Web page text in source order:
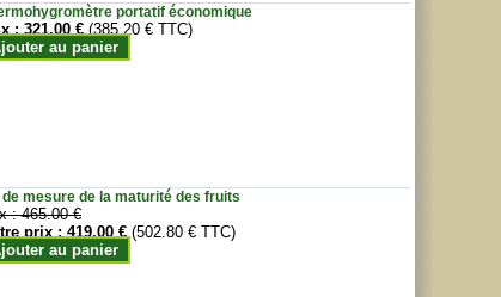
portatif économique
:321.00 € (385.20 € TTC)
au panier
de mesure de la maturité des fruits
:465.00 €
prix :419.00 € (502.80 € TTC)
au panier